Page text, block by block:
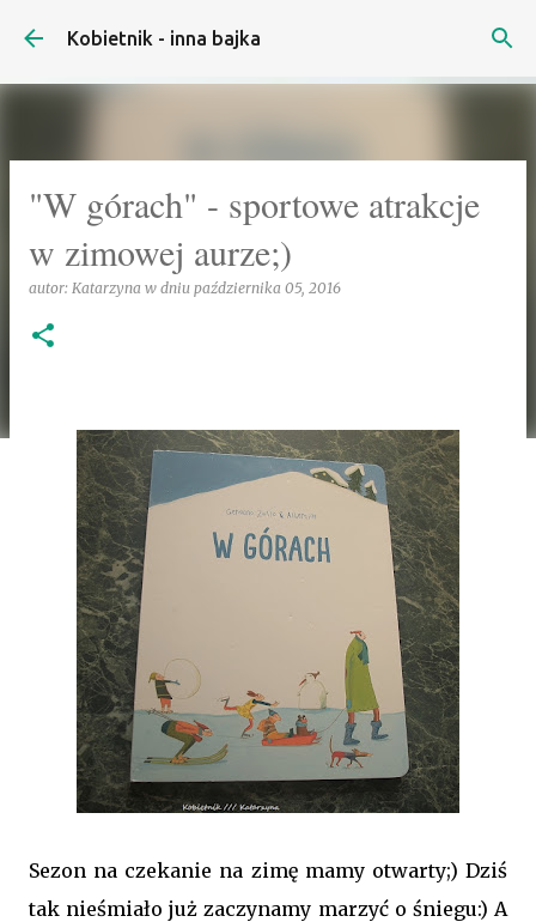
Przejdź do głównej zawartości
Kobietnik - inna bajka
"W górach" - sportowe atrakcje
w zimowej aurze;)
autor: Katarzyna w dniu października 05, 2016
Sezon na czekanie na zimę mamy otwarty;) Dziś
tak nieśmiało już zaczynamy marzyć o śniegu:) A